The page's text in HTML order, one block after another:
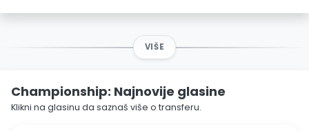
VIŠE
Championship: Najnovije glasine
Klikni na glasinu da saznaš više o transferu.